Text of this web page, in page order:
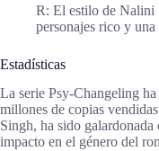
R: El estilo de Nalini
personajes rico y una
Estadísticas
La serie Psy-Changeling
millones de copias
Singh, ha sido
impacto en el género del